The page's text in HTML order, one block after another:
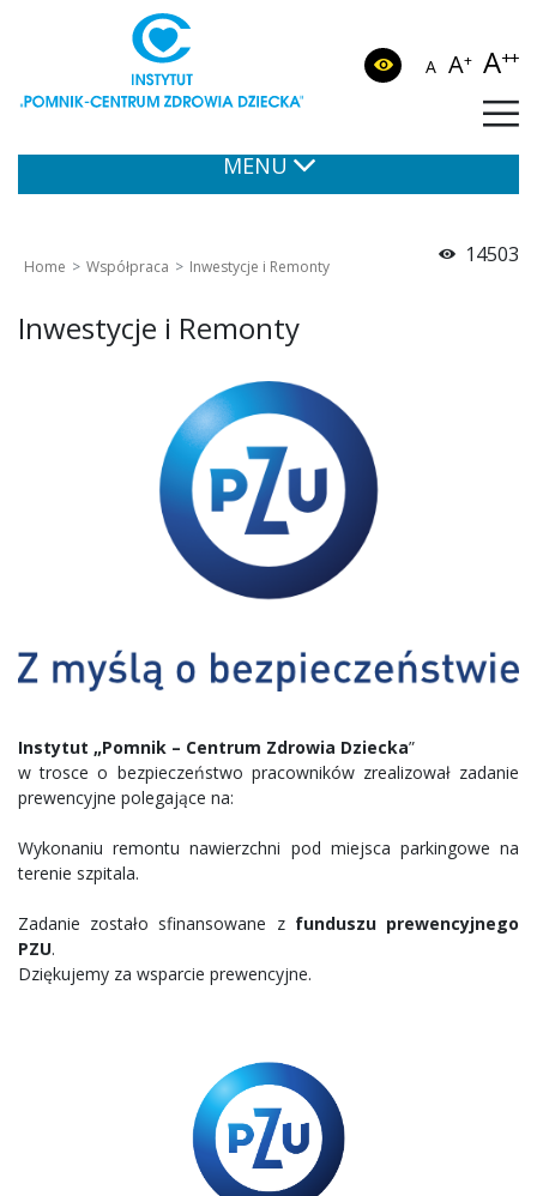
A A+ A++
MENU
Home Współpraca Inwestycje i Remonty 14503
Inwestycje i Remonty
Instytut „Pomnik – Centrum Zdrowia Dziecka”
w trosce o bezpieczeństwo pracowników zrealizował zadanie
prewencyjne polegające na:
Wykonaniu remontu nawierzchni pod miejsca parkingowe na
terenie szpitala.
Zadanie zostało sfinansowane z funduszu prewencyjnego
PZU.
Dziękujemy za wsparcie prewencyjne.